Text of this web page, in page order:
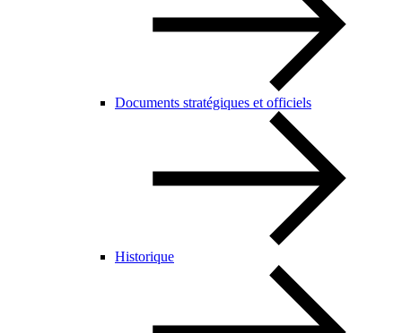
Documents stratégiques et officiels
Historique